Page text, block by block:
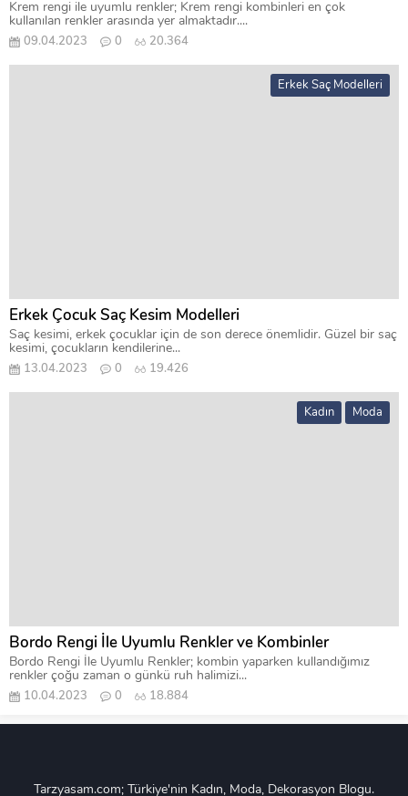
Krem rengi ile uyumlu renkler; Krem rengi kombinleri en çok
kullanılan renkler arasında yer almaktadır....
09.04.2023 0 20.364
Erkek Saç Modelleri
Erkek Çocuk Saç Kesim Modelleri
Saç kesimi, erkek çocuklar için de son derece önemlidir. Güzel bir saç
kesimi, çocukların kendilerine...
13.04.2023 0 19.426
Kadın Moda
Bordo Rengi İle Uyumlu Renkler ve Kombinler
Bordo Rengi İle Uyumlu Renkler; kombin yaparken kullandığımız
renkler çoğu zaman o günkü ruh halimizi...
10.04.2023 0 18.884
Tarzyasam.com; Türkiye'nin Kadın, Moda, Dekorasyon Blogu.